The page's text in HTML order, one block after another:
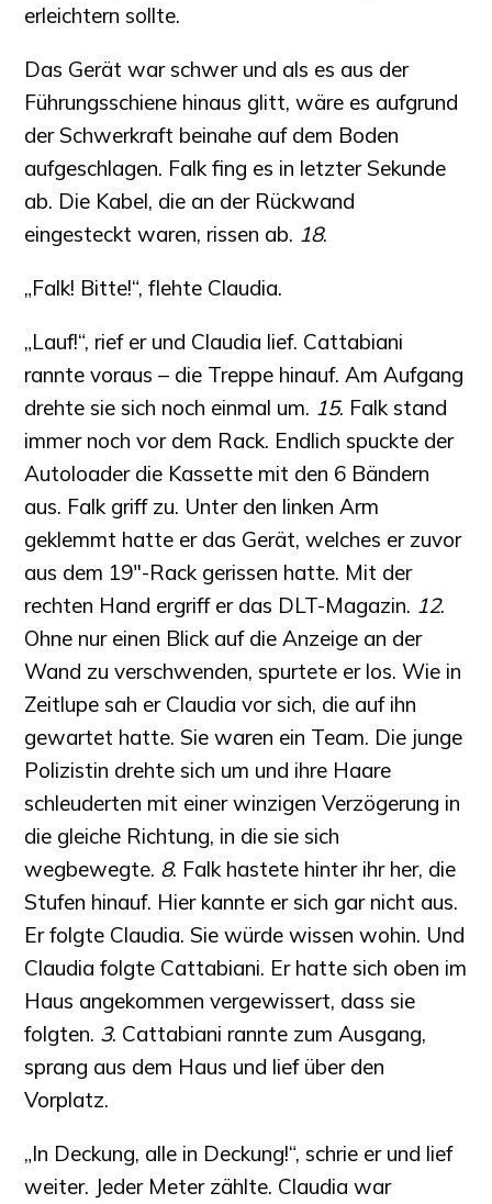
erleichtern sollte.
Das Gerät war schwer und als es aus der
Führungsschiene hinaus glitt, wäre es aufgrund
der Schwerkraft beinahe auf dem Boden
aufgeschlagen. Falk fing es in letzter Sekunde
ab. Die Kabel, die an der Rückwand
eingesteckt waren, rissen ab. 18.
„Falk! Bitte!“, flehte Claudia.
„Lauf!“, rief er und Claudia lief. Cattabiani
rannte voraus – die Treppe hinauf. Am Aufgang
drehte sie sich noch einmal um. 15. Falk stand
immer noch vor dem Rack. Endlich spuckte der
Autoloader die Kassette mit den 6 Bändern
aus. Falk griff zu. Unter den linken Arm
geklemmt hatte er das Gerät, welches er zuvor
aus dem 19″-Rack gerissen hatte. Mit der
rechten Hand ergriff er das DLT-Magazin. 12.
Ohne nur einen Blick auf die Anzeige an der
Wand zu verschwenden, spurtete er los. Wie in
Zeitlupe sah er Claudia vor sich, die auf ihn
gewartet hatte. Sie waren ein Team. Die junge
Polizistin drehte sich um und ihre Haare
schleuderten mit einer winzigen Verzögerung in
die gleiche Richtung, in die sie sich
wegbewegte. 8. Falk hastete hinter ihr her, die
Stufen hinauf. Hier kannte er sich gar nicht aus.
Er folgte Claudia. Sie würde wissen wohin. Und
Claudia folgte Cattabiani. Er hatte sich oben im
Haus angekommen vergewissert, dass sie
folgten. 3. Cattabiani rannte zum Ausgang,
sprang aus dem Haus und lief über den
Vorplatz.
„In Deckung, alle in Deckung!“, schrie er und lief
weiter. Jeder Meter zählte. Claudia war